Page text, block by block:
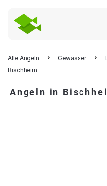
Alle Angeln Gewässer
Bischheim
Angeln in